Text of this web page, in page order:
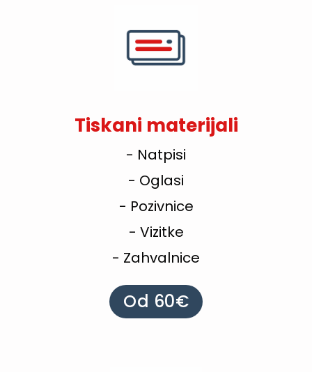
Tiskani materijali
- Natpisi
- Oglasi
- Pozivnice
- Vizitke
- Zahvalnice
Od 60€